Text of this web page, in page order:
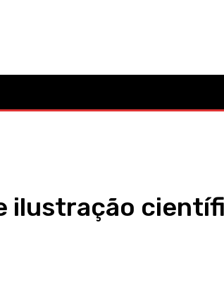
ilustração